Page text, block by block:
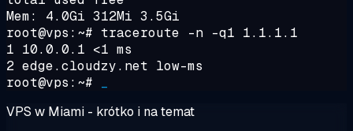
Mem: 4.0Gi 312Mi 3.5Gi
root@vps:~# traceroute -n -q1 1.1.1.1
1 10.0.0.1 <1 ms
2 edge.cloudzy.net low-ms
root@vps:~#
VPS w Miami - krótko i na temat